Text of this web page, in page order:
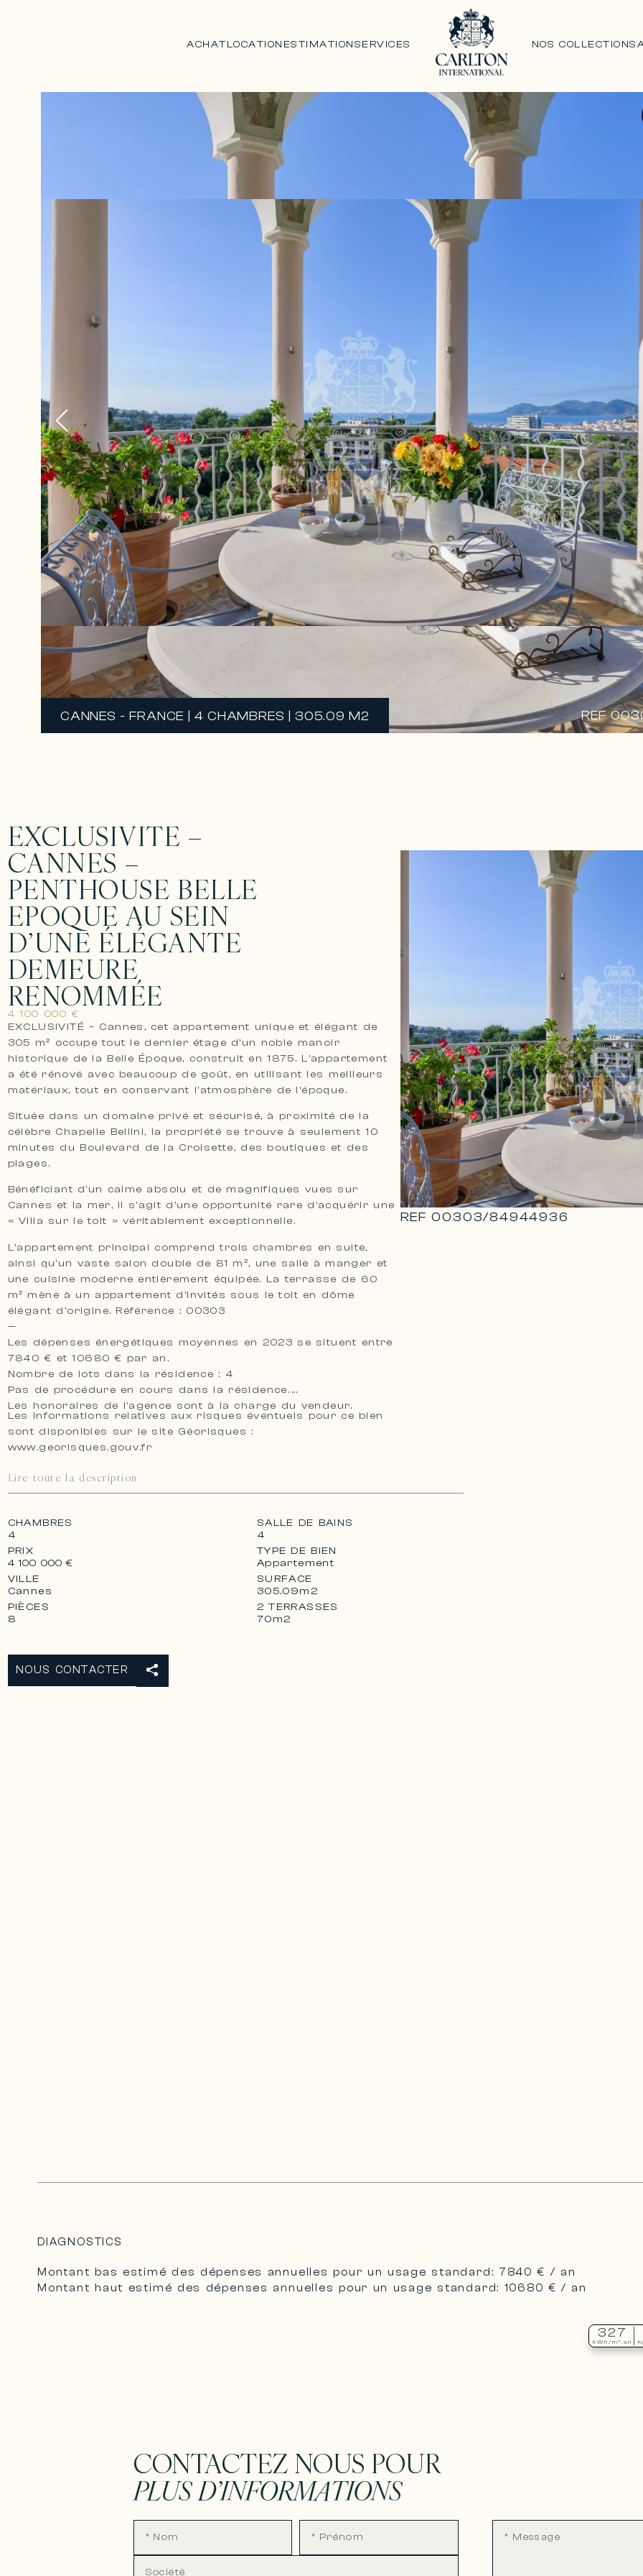
ACHATLOCATION ESTIMATIONSERVICES NOS COLLECTIONS
CANNES - FRANCE | 4 CHAMBRES | 305.09 M2 REF
EXCLUSIVITE –
CANNES –
PENTHOUSE BELLE
EPOQUE AU SEIN
D’UNE ÉLÉGANTE
DEMEURE
RENOMMÉE
4 100 000 €
EXCLUSIVITÉ – Cannes, cet appartement unique et élégant de
305 m² occupe tout le dernier étage d’un noble manoir
historique de la Belle Époque, construit en 1875. L’appartement
a été rénové avec beaucoup de goût, en utilisant les meilleurs
matériaux, tout en conservant l’atmosphère de l’époque.
Située dans un domaine privé et sécurisé, à proximité de la
célèbre Chapelle Bellini, la propriété se trouve à seulement 10
minutes du Boulevard de la Croisette, des boutiques et des
plages.
Bénéficiant d’un calme absolu et de magnifiques vues sur
Cannes et la mer, il s’agit d’une opportunité rare d’acquérir une
« Villa sur le toit » véritablement exceptionnelle.
L’appartement principal comprend trois chambres en suite,
ainsi qu’un vaste salon double de 81 m², une salle à manger et
une cuisine moderne entièrement équipée. La terrasse de 60
m² mène à un appartement d’invités sous le toit en dôme
élégant d’origine. Référence : 00303
—
Les dépenses énergétiques moyennes en 2023 se situent entre
7840 € et 10680 € par an.
Nombre de lots dans la résidence : 4
Pas de procédure en cours dans la résidence.
Les honoraires de l’agence sont à la charge du vendeur.
Les informations relatives aux risques éventuels pour ce bien
sont disponibles sur le site Géorisques :
www.georisques.gouv.fr
Lire toute la description
REF00303/84944936
CHAMBRES
4
SALLE DE BAINS
4
PRIX
4 100 000 €
TYPE DE BIEN
Appartement
VILLE
Cannes
SURFACE
305.09m2
PIÈCES
8
2 TERRASSES
70m2
NOUS CONTACTER
DIAGNOSTICS
Montant bas estimé des dépenses annuelles pour un usage standard: 7840 € / an
Montant haut estimé des dépenses annuelles pour un usage standard: 10680 € / an
327
kWh/m².an
CONTACTEZ NOUS POUR
PLUS D’INFORMATIONS